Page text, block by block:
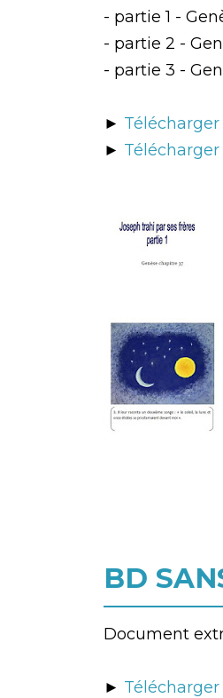
- partie 1 -
- partie 2 -
- partie 3 -
►
►
BD
Document
►